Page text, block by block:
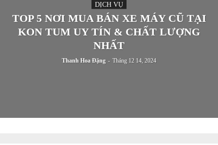
DỊCH VỤ
TOP 5 NƠI MUA BÁN XE MÁY CŨ TẠI
KON TUM UY TÍN & CHẤT LƯỢNG
NHẤT
Thanh Hoa Đặng - Tháng 12 14, 2024